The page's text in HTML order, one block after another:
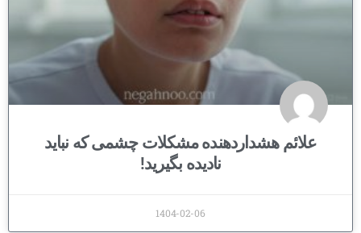
علائم هشداردهنده مشکلات چشمی که نباید
نادیده بگیرید!
1404-02-06